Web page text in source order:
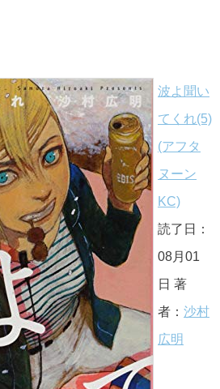
波よ聞い
てくれ(5)
(アフタ
ヌーン
KC)
読了日：
08月01
日 著
者： 沙村
広明